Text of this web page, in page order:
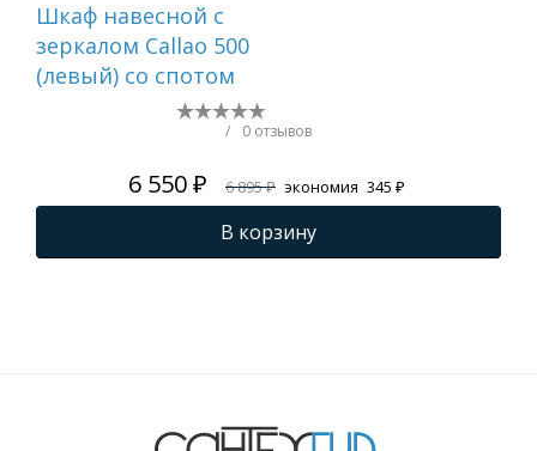
Шкаф навесной с
зеркалом Callao 500
(левый) со спотом
/ 0 отзывов
6 550 ₽ 6 895 ₽ экономия 345 ₽
В корзину